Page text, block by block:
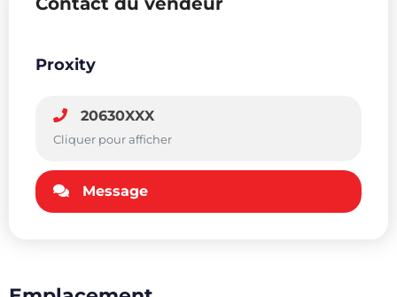
Proxity
20630XXX
Cliquer pour afficher
Message